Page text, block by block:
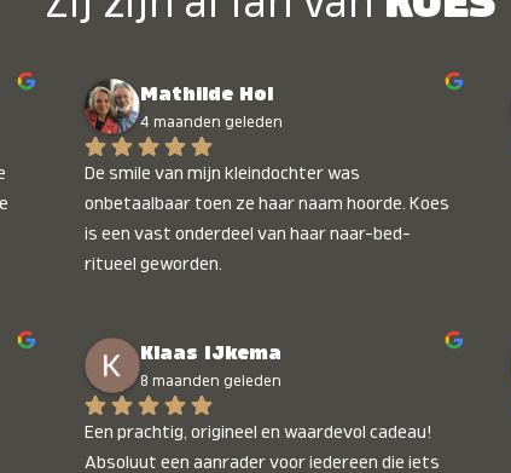
Mathilde Hol
4 maanden geleden
De smile van mijn kleindochter was
onbetaalbaar toen ze haar naam hoorde. Koes
is een vast onderdeel van haar naar-bed-
ritueel geworden.
Klaas IJkema
8 maanden geleden
Een prachtig, origineel en waardevol cadeau!
Absoluut een aanrader voor iedereen die iets